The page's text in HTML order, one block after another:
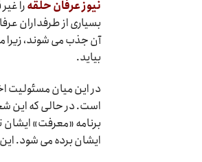
نیوز عرفان حلقهرا
بسیاری از طرفداران
آن جذب می شوند، زیرا
بیاید.
در این میان مسئولیت
است. در حالی که این
برنامه «معرفت» ایشان
ایشان برده می شود.